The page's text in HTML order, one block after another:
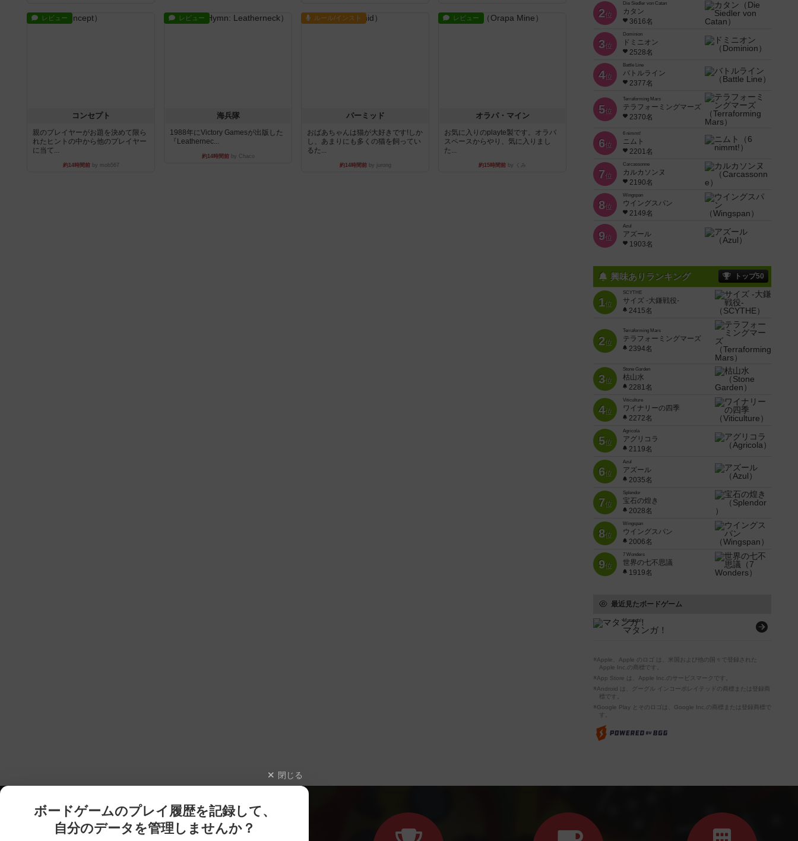
レビュー
コンセプト
親のプレイヤーがお題を決めて限ら
れたヒントの中から他のプレイヤー
に当て...
約14時間前by mob567
レビュー
海兵隊
1988年にVictory Gamesが出版した
『Leathernec...
約14時間前by Chaco
ルール/インスト
パーミッド
おばあちゃんは猫が大好きです!しか
し、あまりにも多くの猫を飼ってい
るた...
約14時間前by jurong
レビュー
オラパ・マイン
お気に入りのplayte製です。オラパ
スペースからやり、気に入りまし
た...
約15時間前 by くみ
2位
Die Siedler von Catan
カタン
3616名
3位
Dominion
ドミニオン
2528名
4位
Battle Line
バトルライン
2377名
5位
Terraforming Mars
テラフォーミングマーズ
2370名
6位
6 nimmt!
ニムト
2201名
7位
Carcassonne
カルカソンヌ
2190名
8位
Wingspan
ウイングスパン
2149名
9位
Azul
アズール
1903名
興味ありランキング トップ50
1位
SCYTHE
サイズ -大鎌戦役-
2415名
2位
Terraforming Mars
テラフォーミングマーズ
2394名
3位
Stone Garden
枯山水
2281名
4位
Viticulture
ワイナリーの四季
2272名
5位
Agricola
アグリコラ
2119名
6位
Azul
アズール
2035名
7位
Splendor
宝石の煌き
2028名
8位
Wingspan
ウイングスパン
2006名
9位
7 Wonders
世界の七不思議
1919名
最近見たボードゲーム
Matanga!
マタンガ！
※Apple、Apple のロゴ は、米国および他の国々で登録された
Apple Inc.の商標です。
※App Store は、Apple Inc.のサービスマークです。
※Android は、グーグル インコーポレイテッドの商標または登録商
標です。
※Google Play とそのロゴは、Google Inc.の商標または登録商標で
す。
閉じる
ボードゲームのプレイ履歴を記録して、
自分のデータを管理しませんか？